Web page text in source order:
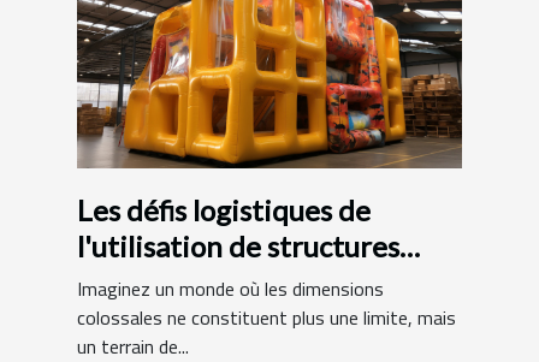
Les défis logistiques de
l'utilisation de structures
gonflables de grande taille
Imaginez un monde où les dimensions
colossales ne constituent plus une limite, mais
un terrain de...